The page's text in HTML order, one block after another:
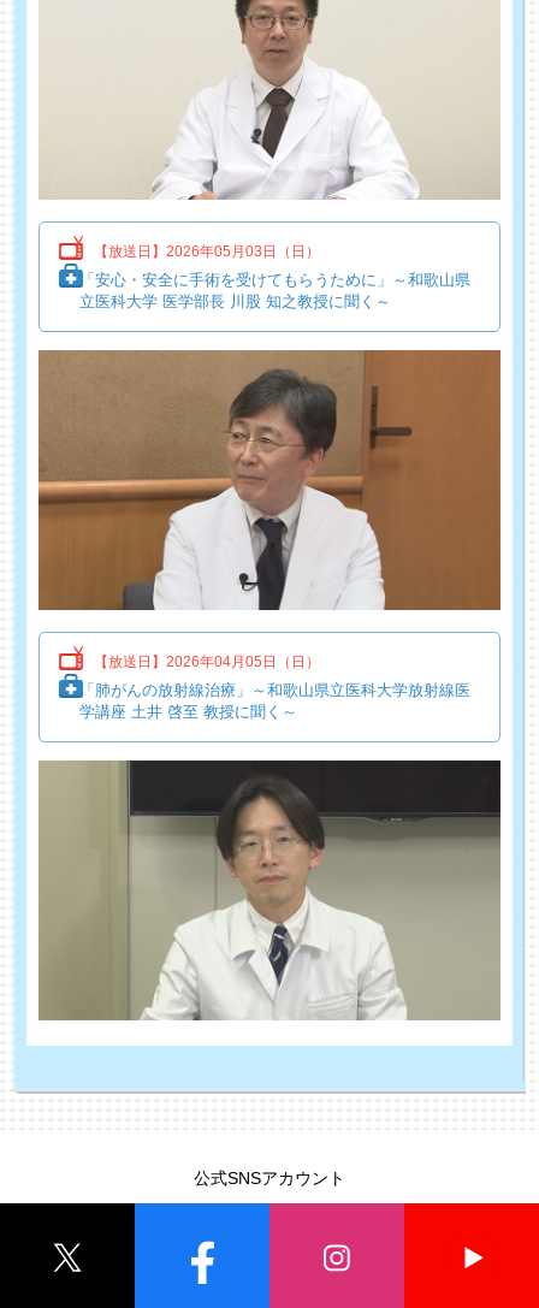
【放送日】2026年05月03日（日）
「安心・安全に手術を受けてもらうために」～和歌山県
立医科大学 医学部長 川股 知之教授に聞く～
【放送日】2026年04月05日（日）
「肺がんの放射線治療」～和歌山県立医科大学放射線医
学講座 土井 啓至 教授に聞く～
公式SNSアカウント